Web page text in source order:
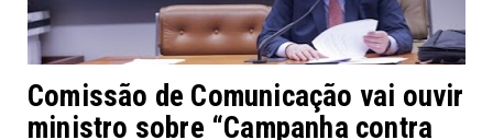
Comissão de Comunicação vai ouvir
ministro sobre “Campanha contra